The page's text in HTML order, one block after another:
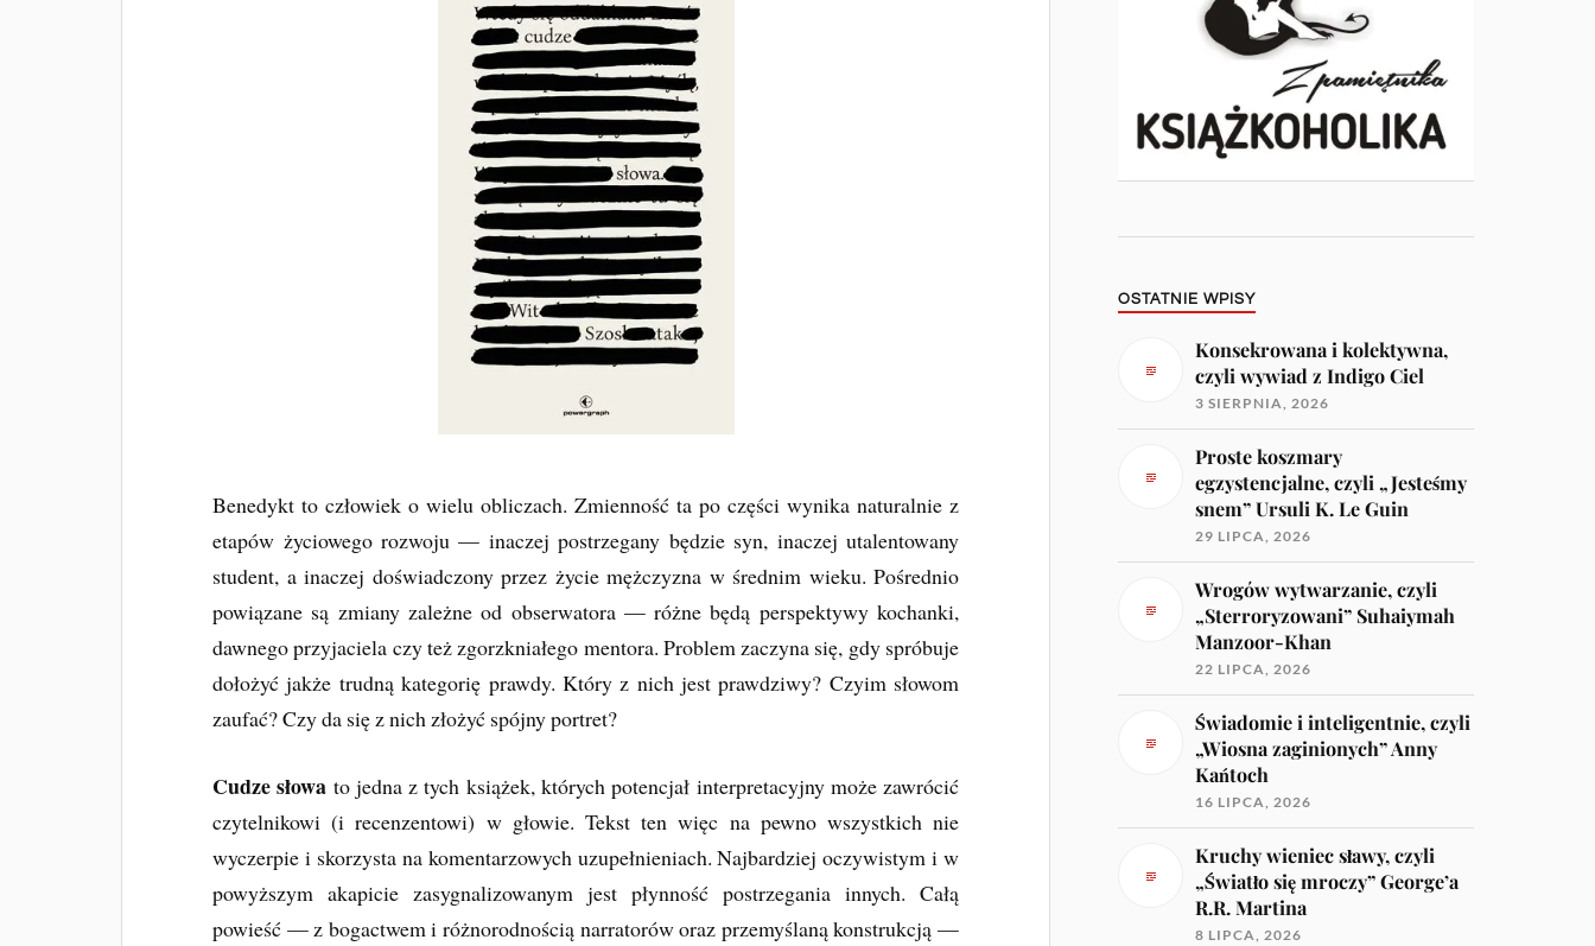
Benedykt to człowiek o wielu obliczach. Zmienność ta po części wynika naturalnie z
etapów życiowego rozwoju — inaczej postrzegany będzie syn, inaczej utalentowany
student, a inaczej doświadczony przez życie mężczyzna w średnim wieku. Pośrednio
powiązane są zmiany zależne od obserwatora — różne będą perspektywy kochanki,
dawnego przyjaciela czy też zgorzkniałego mentora. Problem zaczyna się, gdy spróbuje
dołożyć jakże trudną kategorię prawdy. Który z nich jest prawdziwy? Czyim słowom
zaufać? Czy da się z nich złożyć spójny portret?
Cudze słowa to jedna z tych książek, których potencjał interpretacyjny może zawrócić
czytelnikowi (i recenzentowi) w głowie. Tekst ten więc na pewno wszystkich nie
wyczerpie i skorzysta na komentarzowych uzupełnieniach. Najbardziej oczywistym i w
powyższym akapicie zasygnalizowanym jest płynność postrzegania innych. Całą
powieść — z bogactwem i różnorodnością narratorów oraz przemyślaną konstrukcją —
OSTATNIE WPISY
Konsekrowana i kolektywna,
czyli wywiad z Indigo Ciel
3 SIERPNIA, 2026
Proste koszmary
egzystencjalne, czyli „Jesteśmy
snem” Ursuli K. Le Guin
29 LIPCA, 2026
Wrogów wytwarzanie, czyli
„Sterroryzowani” Suhaiymah
Manzoor-Khan
22 LIPCA, 2026
Świadomie i inteligentnie, czyli
„Wiosna zaginionych” Anny
Kańtoch
16 LIPCA, 2026
Kruchy wieniec sławy, czyli
„Światło się mroczy” George’a
R.R. Martina
8 LIPCA, 2026